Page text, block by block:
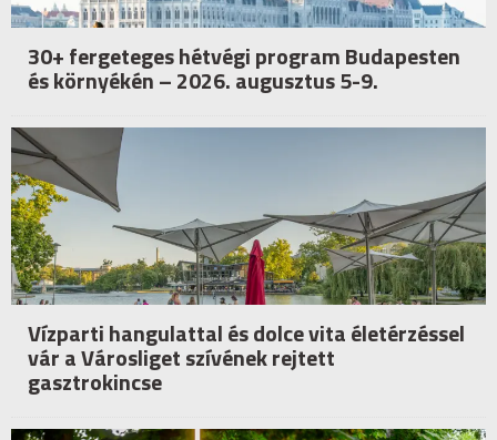
30+ fergeteges hétvégi program Budapesten
és környékén – 2026. augusztus 5-9.
Vízparti hangulattal és dolce vita életérzéssel
vár a Városliget szívének rejtett
gasztrokincse